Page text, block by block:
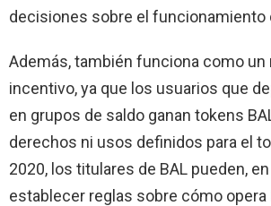
decisiones sobre el funcionamiento
Además, también funciona como
incentivo, ya que los usuarios que
en grupos de saldo ganan tokens
derechos ni usos definidos para el
2020, los titulares de BAL pueden,
establecer reglas sobre cómo opera